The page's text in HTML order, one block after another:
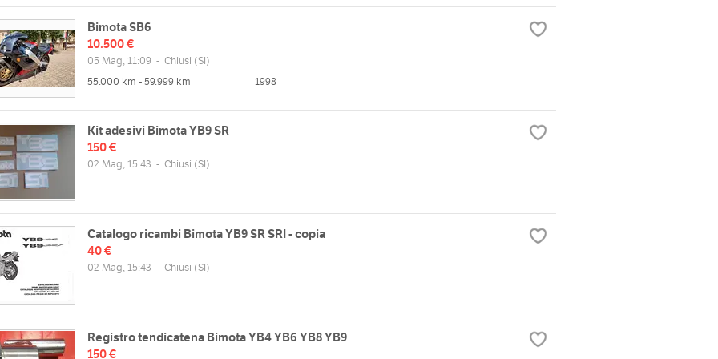
Bimota SB6
10.500 €
05 Mag, 11:09 - Chiusi (SI)
55.000 km - 59.999 km
1998
Kit adesivi Bimota YB9 SR
150 €
02 Mag, 15:43 - Chiusi (SI)
Catalogo ricambi Bimota YB9 SR SRI - copia
40 €
02 Mag, 15:43 - Chiusi (SI)
Registro tendicatena Bimota YB4 YB6 YB8 YB9
150 €